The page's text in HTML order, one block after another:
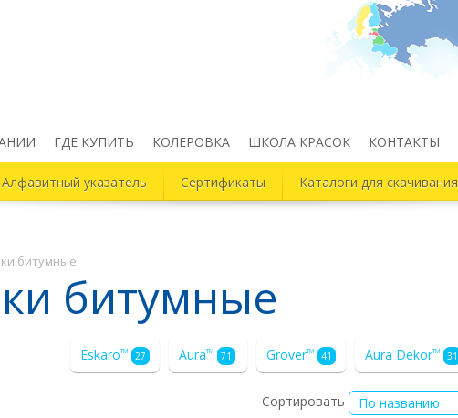
ГДЕ КУПИТЬ КОЛЕРОВКА ШКОЛА КРАСОК КОНТАКТЫ
Алфавитный указатель Сертификаты Каталоги для скачивания
битумные
битумные
EskaroTM 27 AuraTM 71 GroverTM 41 Aura DekorTM 31
Сортировать По названию